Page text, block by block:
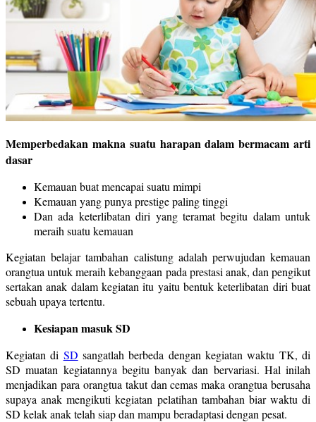
Memperbedakan makna suatu harapan dalam bermacam arti
dasar
Kemauan buat mencapai suatu mimpi
Kemauan yang punya prestige paling tinggi
Dan ada keterlibatan diri yang teramat begitu dalam untuk
meraih suatu kemauan
Kegiatan belajar tambahan calistung adalah perwujudan kemauan
orangtua untuk meraih kebanggaan pada prestasi anak, dan pengikut
sertakan anak dalam kegiatan itu yaitu bentuk keterlibatan diri buat
sebuah upaya tertentu.
Kesiapan masuk SD
Kegiatan di SD sangatlah berbeda dengan kegiatan waktu TK, di
SD muatan kegiatannya begitu banyak dan bervariasi. Hal inilah
menjadikan para orangtua takut dan cemas maka orangtua berusaha
supaya anak mengikuti kegiatan pelatihan tambahan biar waktu di
SD kelak anak telah siap dan mampu beradaptasi dengan pesat.